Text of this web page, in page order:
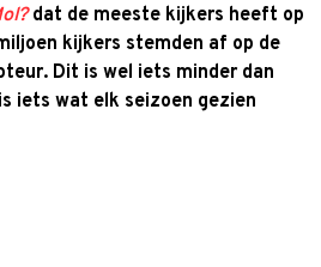
dat de meeste kijkers heeft op
kijkers stemden af op de
Dit is wel iets minder dan
iets wat elk seizoen gezien